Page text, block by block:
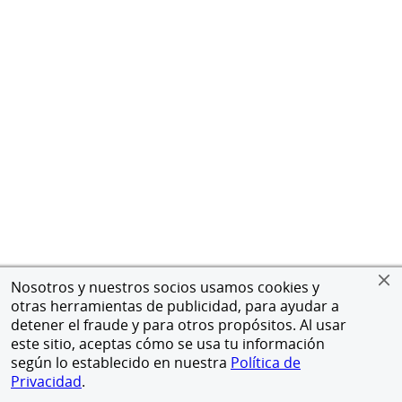
Nosotros y nuestros socios usamos cookies y
otras herramientas de publicidad, para ayudar a
detener el fraude y para otros propósitos. Al usar
este sitio, aceptas cómo se usa tu información
según lo establecido en nuestra Política de
Privacidad.